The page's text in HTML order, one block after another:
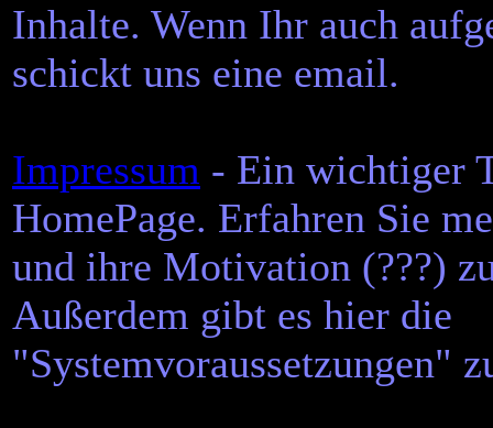
Inhalte. Wenn Ihr auch
schickt uns eine email.
Impressum - Ein wichtiger
HomePage. Erfahren Sie
und ihre Motivation (???)
Außerdem gibt es hier die
"Systemvoraussetzungen"